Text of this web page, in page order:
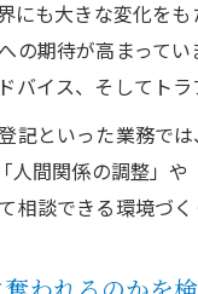
にも大きな変化を
の期待が高まって
バイス、そしてトラ
記といった業務で
人間関係の調整」
相談できる環境づく